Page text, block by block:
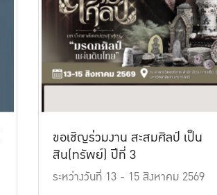
ขอเชิญร่วมงาน สะสมศิลป์ เป็น
สิน(ทรัพย์) ปีที่ 3
ระหว่างวันที่ 13 - 15 สิงหาคม 2569